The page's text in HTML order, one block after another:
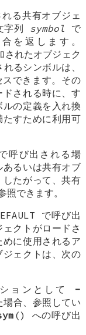
る共有オブジェ
字列 symbol で
を返します。
れたオブジェク
るシンボルは、
できます。その
される時に、す
の定義を入れ換
たすために利用可
呼び出される場
るいは共有オブ
たがって、共有
できます。
で呼び出
クトがロードさ
に使用されるア
ェクトは、次の
ョンとして -
合、参照してい
() への呼び出